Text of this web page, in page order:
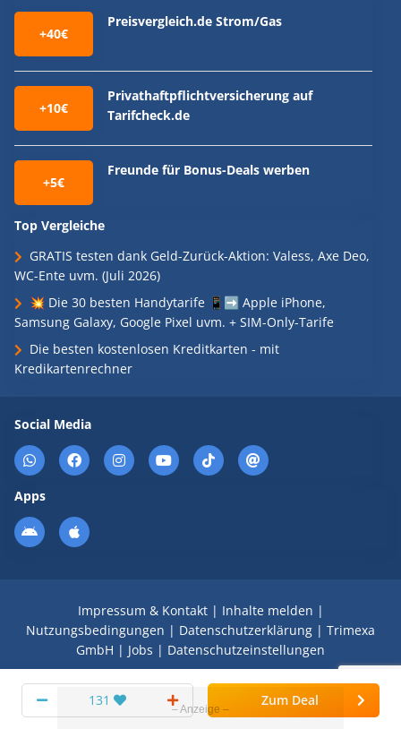
131 Zum Deal
+40€
Preisvergleich.de Strom/Gas
+10€
Privathaftpflichtversicherung auf
Tarifcheck.de
+5€
Freunde für Bonus-Deals werben
Top Vergleiche
GRATIS testen dank Geld-Zurück-Aktion: Valess, Axe Deo,
WC-Ente uvm. (Juli 2026)
💥 Die 30 besten Handytarife 📱➡️ Apple iPhone,
Samsung Galaxy, Google Pixel uvm. + SIM-Only-Tarife
Die besten kostenlosen Kreditkarten - mit
Kredikartenrechner
Social Media
Apps
Impressum & Kontakt| Inhalte melden |
Nutzungsbedingungen | Datenschutzerklärung | Trimexa
GmbH | Jobs | Datenschutzeinstellungen
© 2008 - 2026 Schnäppchen Blog mit Doktortitel -
DealDoktor.de